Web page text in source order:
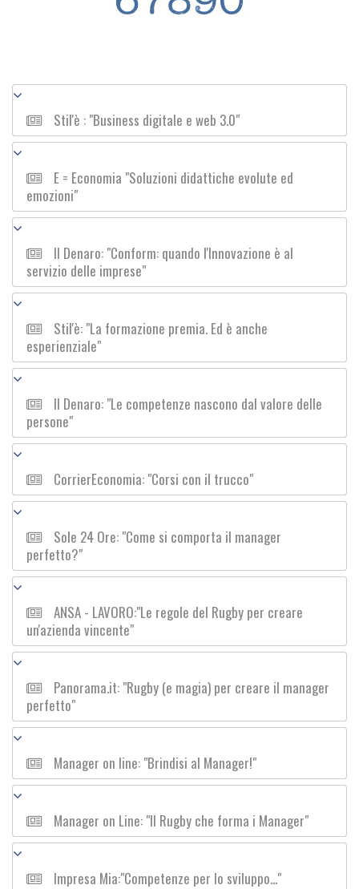
Stil'è : "Business digitale e web 3.0"
E = Economia "Soluzioni didattiche evolute ed
emozioni"
Il Denaro: "Conform: quando l'Innovazione è al
servizio delle imprese"
Stil'è: "La formazione premia. Ed è anche
esperienziale"
Il Denaro: "Le competenze nascono dal valore delle
persone"
CorrierEconomia: "Corsi con il trucco"
Sole 24 Ore: "Come si comporta il manager
perfetto?"
ANSA - LAVORO:"Le regole del Rugby per creare
un'azienda vincente"
Panorama.it: "Rugby (e magia) per creare il manager
perfetto"
Manager on line: "Brindisi al Manager!"
Manager on Line: "Il Rugby che forma i Manager"
Impresa Mia:"Competenze per lo sviluppo..."